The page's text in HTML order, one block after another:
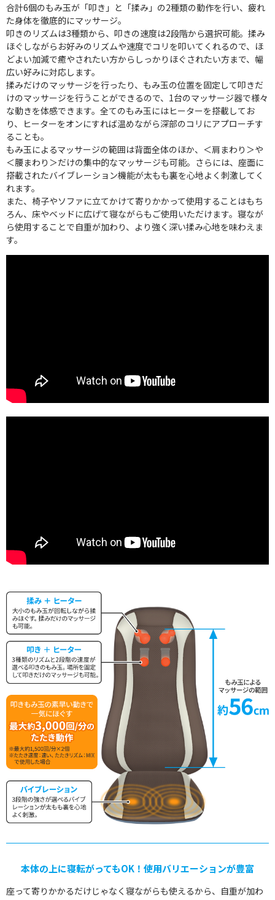
合計6個のもみ玉が「叩き」と「揉み」の2種類の動作を行い、疲れ
た身体を徹底的にマッサージ。
叩きのリズムは3種類から、叩きの速度は2段階から選択可能。揉み
ほぐしながらお好みのリズムや速度でコリを叩いてくれるので、ほ
どよい加減で癒やされたい方からしっかりほぐされたい方まで、幅
広い好みに対応します。
揉みだけのマッサージを行ったり、もみ玉の位置を固定して叩きだ
けのマッサージを行うことができるので、1台のマッサージ器で様々
な動きを体感できます。全てのもみ玉にはヒーターを搭載してお
り、ヒーターをオンにすれば温めながら深部のコリにアプローチす
ることも。
もみ玉によるマッサージの範囲は背面全体のほか、＜肩まわり＞や
＜腰まわり＞だけの集中的なマッサージも可能。さらには、座面に
搭載されたバイブレーション機能が太もも裏を心地よく刺激してく
れます。
また、椅子やソファに立てかけて寄りかかって使用することはもち
ろん、床やベッドに広げて寝ながらもご使用いただけます。寝なが
ら使用することで自重が加わり、より強く深い揉み心地を味わえま
す。
本体の上に寝転がってもOK！使用バリエーションが豊富
座って寄りかかるだけじゃなく寝ながらも使えるから、自重が加わ